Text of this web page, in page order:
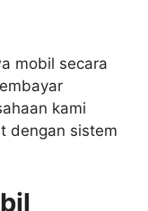
mobil secara
kami
dengan sistem